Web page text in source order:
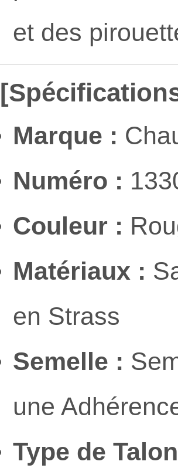
et des
Marque :
Numéro :
Couleur :
Matériaux :
en Strass
Semelle :
une
Type de